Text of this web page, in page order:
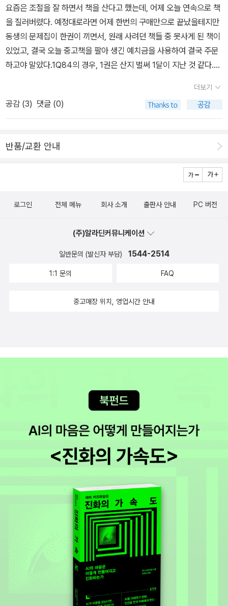
는 일에 특별히 힘쓰지 않아도 된다. -다산 정약용-
에 있던 인물이었다. 그의 고독을 잠시나마 함께 맛볼 수 있다.이 외에
도 조선이 자랑 할 만한 인물인 정약용과 추사 김정희에 대해서역사
속의 한 인물로서가 아니라 당사자들을 직접 조명하고 있다. 이 점은
이책이 주는 장점이라고 할 수 있다.한 사건 속에서 그 사건과 함께 흘
러가는 인물이 아닌, 직접적인 조명을 받은 각 인물들을 살펴볼 수 있
는 선비들을 만나자면 이 선비들과 교분이 있었던 많은 다른 선비와
도 마주하게된다. 또 다른 선비들과의 만남도 이 책은 제공하고 있는
데, 그분들 역시 독서 하는 내내 궁금증을 자아냈다. 이 책이 주는 또
을 모두 다룬 다는 것은 시도 자체가 무리한 일 일지도 모른다. 그러나
이 책은 그동안 우리가 알아왔던 인물들에 대해서 좀더 명료한 자료
를 바탕으로만날 수 있는 장을 마련하고 있다.이 책을 읽다보면해당
을 좀더 깊이 있게 다루고 있는 도서를 찾아 읽는다면 이 책은 그 목적
알려고 하면 욕심이겠지만, 이 책을 통해그 인물을 조명하고해당 도
서를 찾아 읽는 교두보로서의 역할로 활용한다면 단연 좋은 도서라
어 그 가치가 남다르다고 생각한다.
요즘은 조절을 잘 하면서 책을 산다고 했는데, 어제 오늘 연속으로 책
을 질러버렸다. 예정대로라면 어제 한번의 구매만으로 끝났을테지만
동생의 문제집이 한권이 끼면서, 원래 사려던 책들 중 못사게 된 책이
있었고, 결국 오늘 중고책을 팔아 생긴 예치금을 사용하여 결국 주문
하고야 말았다.1Q84의 경우, 1권은 산지 벌써 1달이 지난 것 같다.
사지 않다가 결국 어제 사고야 말았다. 빨리 읽어야 할텐데.. 너무 두
껍다..9월 27일 독서!하루키의 에세이는 거의 읽지 않은 상태이지만
소설류는 이 책을 빼곤다 읽은것 같다.문학사상사의 표지도 이쁜 것
다 문학사상사의 책을 읽다보니 다른 출판사책이던 이 책만 남아버렸
다.. 결국 1Q84를 사면서 같이 사긴 했는데.. 어쩐지 이 책을 먼저 읽
을 것 같다..9월 26일 독서!요즘 사기가 열풍인가? 여기저기서 이 책
제 인문학도 좀 배워보기도 싶기도 하고, 이래저래 그냥 사버렸다. 어
가 먼저 읽을 것이라고 했으니 그만큼 매력이 있나?8월 31일 출간되
었고, 그렇게 기다리던 요시모토 바나나의 책이면서도 어차피 읽을
아하는 작가면 다른 책을 제치고 사게되는 경우도 많지만, 어차피 읽
이다. 아마도 오늘 오후 배송될텐데.. 빨리 읽어야겠다..9월 26일 독
메라는 필요없고, 3등 숭례문도 필요없는데.. 다만 2등 역사의 아침
책 10권이 무지 탐난다.. 많은 사람들이 이 책을 사서 확률은 낮겠지
만 그래도 잠시 기대나 해보자 싶다^^ 9월 29일 독서!다행히도 이 책
은 오늘 사긴 했지만 읽진않아도 된다.. 예전에 도서관 책을 빌려서 읽
었으니 말이다.. 읽은 책이라 안사도 되나 싶기도 했지만, 하루키의 책
이라 그냥 사버렸다.. 계속해서 사대는데도 워낙 작품이 많아 하루키
할까 싶기도 하다..국방부 불온서적에 장하준님의 책이고, 오랜 기간
동안 베스트셀러였지만 매번 다른 책에 밀려 여태껏 안 읽은 책인데..
이번 기회에 확 사버렸다.. 어떤 이야기이길래 사람들이 좋아하는지
정말 기대되는 책 중에 하나이다..이덕일선생님과 신정일선생님의 역
사서를 좋아하는 만큼 다산초당의 역사서 역시 매번 기대되는 책들이
다. 오늘 산 선비의 탄생은 나온지 시간은 좀 지났지만, 그리고 제목도
별로 끌리지않았지만 <조선선비살해사건>에 이어 선비에 대해 읽어
보자 싶다..철학과 문학의 만남이라.. 오래전 책이지만 제목에 끌려버
더보기
공감 (3) 댓글 (0)
반품/교환 안내
로그인 전체 메뉴 회사 소개 출판사 안내 PC 버전
(주)알라딘커뮤니케이션
일반문의 (발신자 부담) 1544-2514
1:1 문의 FAQ
중고매장 위치, 영업시간 안내